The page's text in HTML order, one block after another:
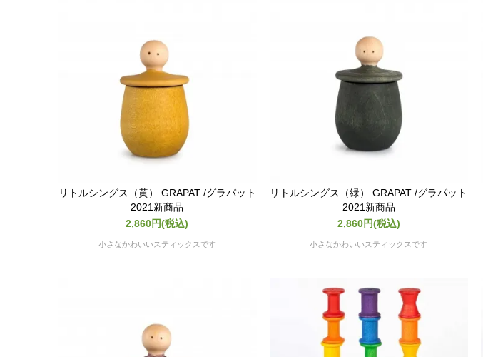
リトルシングス（黄） GRAPAT /グラパット
2021新商品
2,860円(税込)
小さなかわいいスティックスです
リトルシングス（緑） GRAPAT /グラパット
2021新商品
2,860円(税込)
小さなかわいいスティックスです